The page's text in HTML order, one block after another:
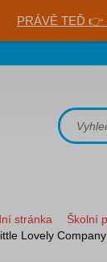
PRÁVĚ TEĎ 👉
stránka Školní
Lovely